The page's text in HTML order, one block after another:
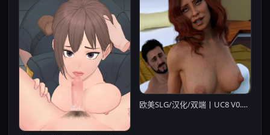
欧美SLG/汉化/双端丨UC8 V0.3.6.1 AI汉化版【20260406】